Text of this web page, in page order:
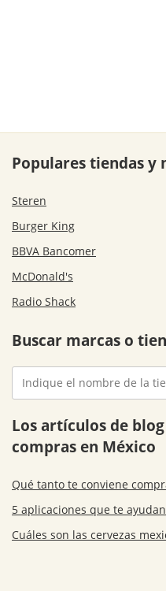
Populares tiendas y
Steren
Burger King
BBVA Bancomer
McDonald's
Radio Shack
Buscar marcas o
Los artículos de
compras en México
Qué tanto te conviene
5 aplicaciones que te
Cuáles son las cervezas